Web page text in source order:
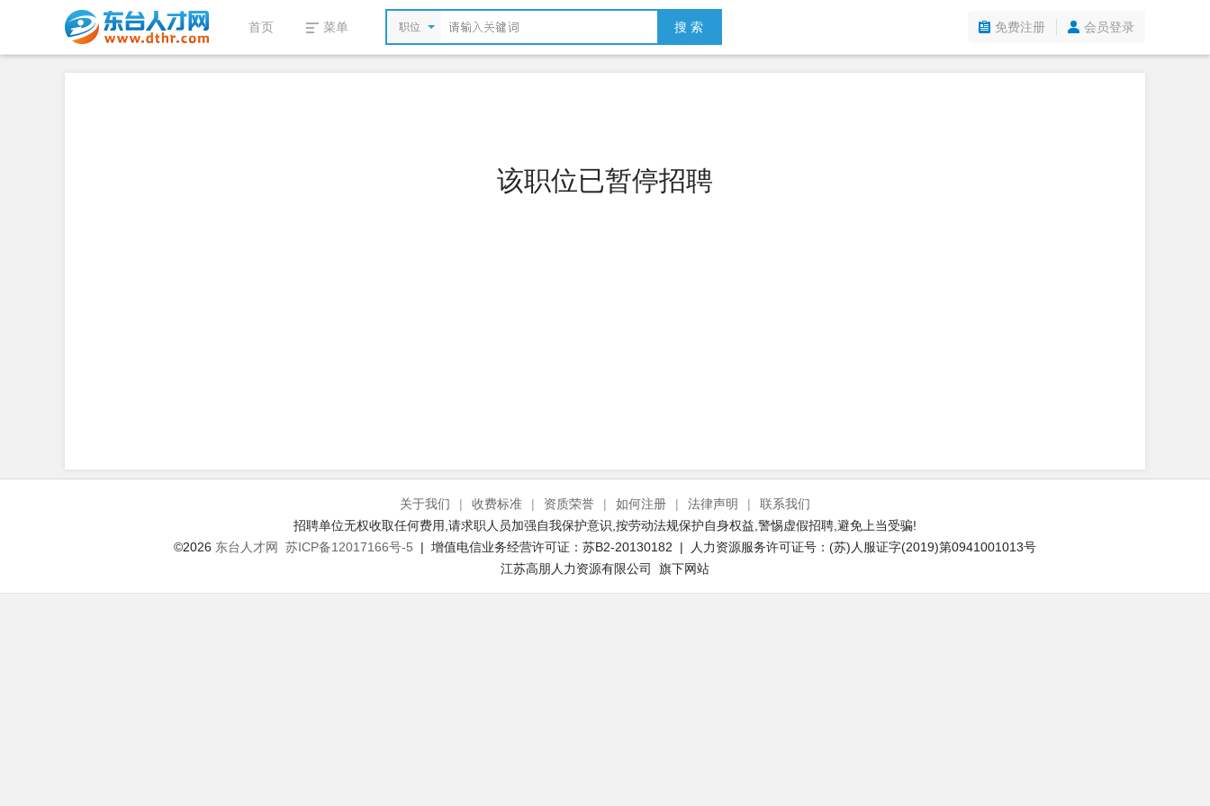
首页 菜单 职位 搜 索 免费注册 会员登录
该职位已暂停招聘
关于我们 | 收费标准 | 资质荣誉 | 如何注册 | 法律声明 |
联系我们
招聘单位无权收取任何费用,请求职人员加强自我保护意识,按劳动法规保护自身权益,警惕虚假招聘,避免上当受骗!
©2026 东台人才网 苏ICP备12017166号-5 | 增值电信业务经营许可证：苏B2-20130182 | 人力资源服务许可证号：(苏)人服证字(2019)第0941001013号
江苏高朋人力资源有限公司 旗下网站